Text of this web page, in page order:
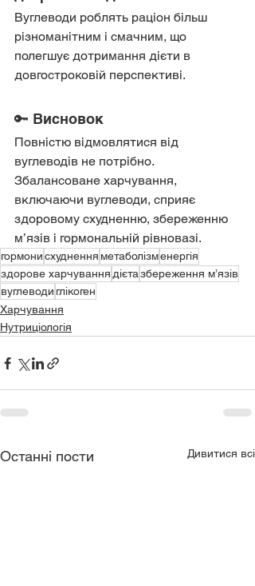
Вуглеводи роблять раціон більш
різноманітним і смачним, що
полегшує дотримання дієти в
довгостроковій перспективі.
🔑 Висновок
Повністю відмовлятися від
вуглеводів не потрібно.
Збалансоване харчування,
включаючи вуглеводи, сприяє
здоровому схудненню, збереженню
м’язів і гормональній рівновазі.
гормонисхуднення метаболізменергія
здорове харчування дієтазбереження м’язів
вуглеводи глікоген
Харчування
Нутриціологія
Останні пости Дивитися всі